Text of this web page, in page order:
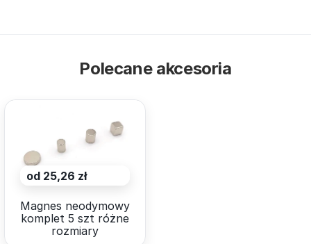
Polecane akcesoria
od 25,26 zł
Magnes neodymowy
komplet 5 szt różne
rozmiary